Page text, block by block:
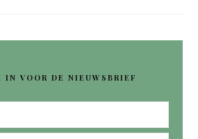
IN VOOR DE NIEUWSBRIEF